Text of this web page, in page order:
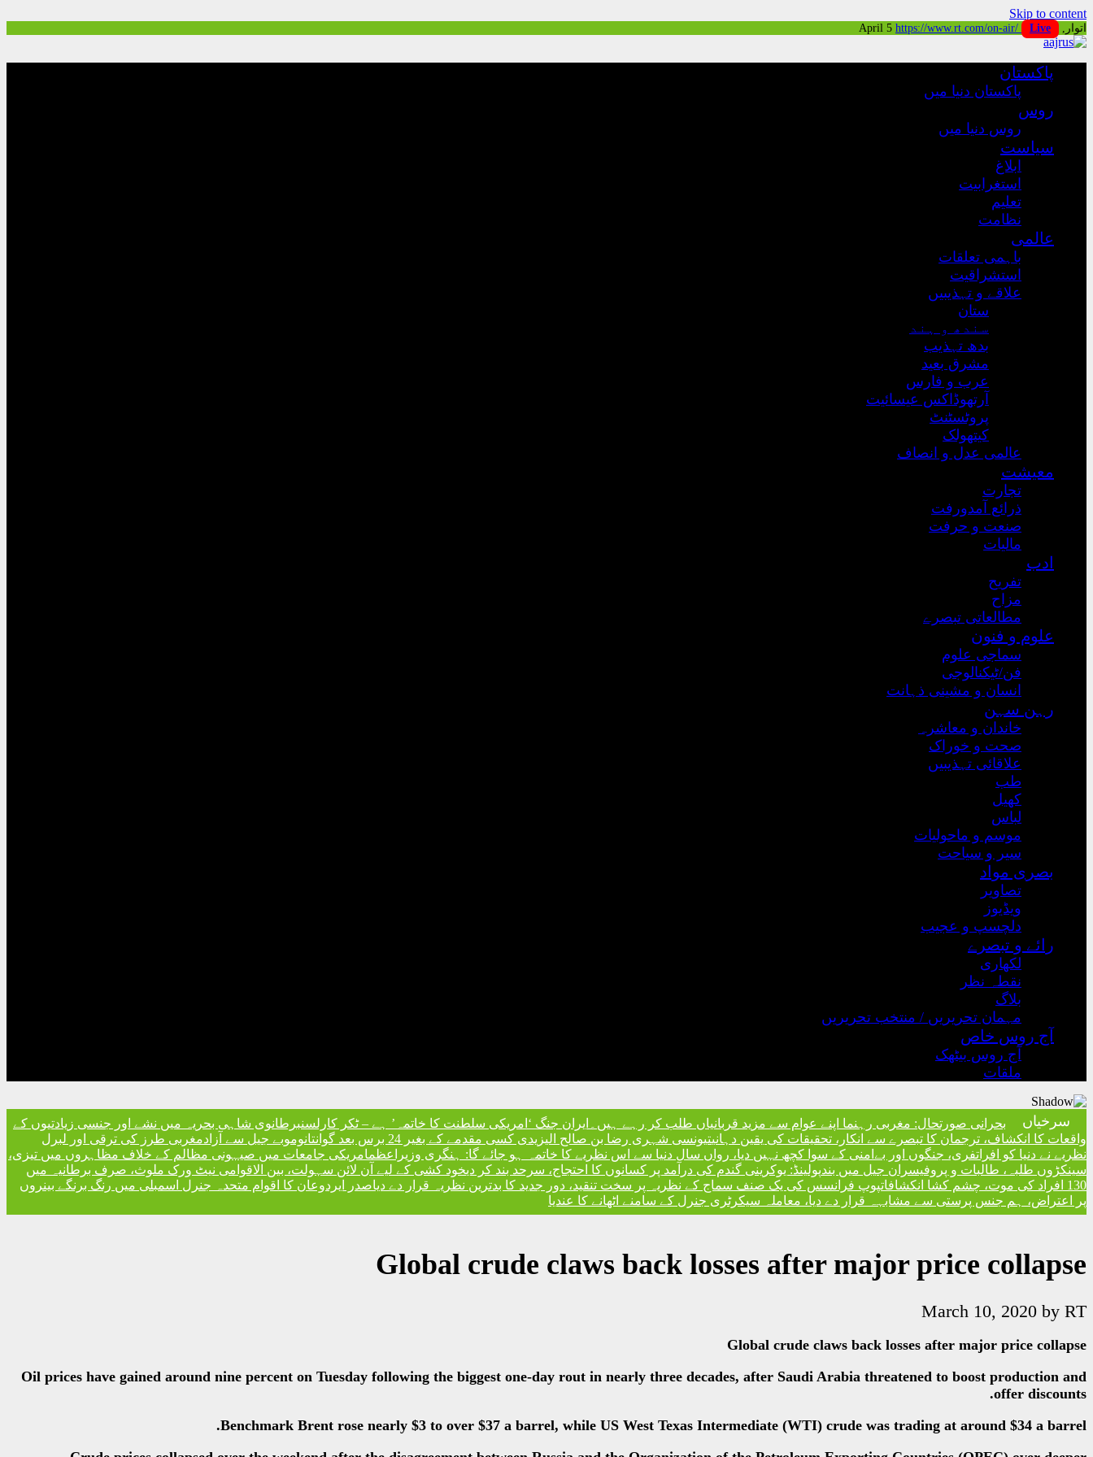
Skip to content
اتوار, April 5 https://www.rt.com/on-air/ Live
پاکستان
پاکستان دنیا میں
روس
روس دنیا میں
سیاست
ابلاغ
استغرابیت
تعلیم
نظامت
عالمی
باہمی تعلقات
استشراقیت
علاقے و تہذیبیں
ستان
سندھ و ہند
بدھ تہذیب
مشرق بعید
عرب و فارس
آرتھوڈاکس عیسائیت
پروٹسٹنٹ
کیتھولک
عالمی عدل و انصاف
معیشت
تجارت
ذرائع آمدورفت
صنعت و حرفت
مالیات
ادب
تفریح
مزاح
مطالعاتی تبصرے
علوم و فنون
سماجی علوم
فن/ٹیکنالوجی
انسان و مشینی ذہانت
رہن سہن
خاندان و معاشرہ
صحت و خوراک
علاقائی تہذیبیں
طب
کھیل
لباس
موسم و ماحولیات
سیر و سیاحت
بصری مواد
تصاویر
ویڈیوز
دلچسپ و عجیب
رائے و تبصرے
لکھاری
نقطہ نظر
بلاگ
مہمان تحریریں / منتخب تحریریں
آج روس خاص
آج روس بیٹھک
ملقات
سرخیاں بحرانی صورتحال: مغربی رہنما اپنے عوام سے مزید قربانیاں طلب کر رہے ہیں۔ ایران جنگ ‘امریکی سلطنت کا خاتمہ’ ہے – ٹکر کارلسنبرطانوی شاہی بحریہ میں نشے اور جنسی زیادتیوں کے
واقعات کا انکشاف، ترجمان کا تبصرے سے انکار، تحقیقات کی یقین دہانیتیونسی شہری رضا بن صالح الیزیدی کسی مقدمے کے بغیر 24 برس بعد گوانتانوموبے جیل سے آزاد
مغربی طرز کی ترقی اور لبرل
نظریے نے دنیا کو افراتفری، جنگوں اور بےامنی کے سوا کچھ نہیں دیا، رواں سال دنیا سے اس نظریے کا خاتمہ ہو جائے گا: ہنگری وزیراعظمامریکی جامعات میں صیہونی مظالم کے خلاف مظاہروں میں تیزی،
سینکڑوں طلبہ، طالبات و پروفیسران جیل میں بندپولینڈ: یوکرینی گندم کی درآمد پر کسانوں کا احتجاج، سرحد بند کر دیخود کشی کے لیے آن لائن سہولت، بین الاقوامی نیٹ ورک ملوث، صرف برطانیہ میں
130 افراد کی موت، چشم کشا انکشافات
پوپ فرانسس کی یک صنف سماج کے نظریہ پر سخت تنقید، دور جدید کا بدترین نظریہ قرار دے دیاصدر ایردوعان کا اقوام متحدہ جنرل اسمبلی میں رنگ برنگے بینروں
پر اعتراض، ہم جنس پرستی سے مشابہہ قرار دے دیا، معاملہ سیکرٹری جنرل کے سامنے اٹھانے کا عندیا
Global crude claws back losses after major price collapse
March 10, 2020 by RT
Global crude claws back losses after major price collapse
Oil prices have gained around nine percent on Tuesday following the biggest one-day rout in nearly three decades, after Saudi Arabia threatened to boost production and
offer discounts.
Benchmark Brent rose nearly $3 to over $37 a barrel, while US West Texas Intermediate (WTI) crude was trading at around $34 a barrel.